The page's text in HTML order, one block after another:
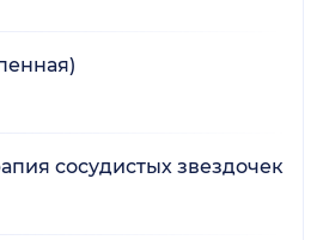
сосудистых звездочек